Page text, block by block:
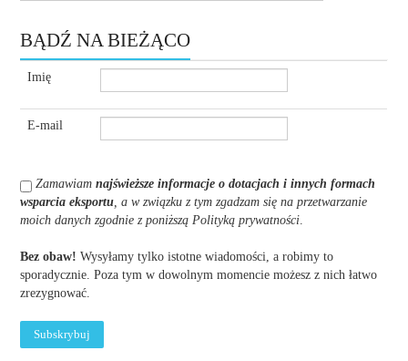
BĄDŹ NA BIEŻĄCO
Imię
E-mail
Zamawiamnajświeższe informacje o dotacjach i innych formach
wsparcia eksportu , a w związku z tym zgadzam się na przetwarzanie
moich danych zgodnie z poniższą Polityką prywatności
Bez obaw! Wysyłamy tylko istotne wiadomości, a robimy to
sporadycznie. Poza tym w dowolnym momencie możesz z nich łatwo
zrezygnować.